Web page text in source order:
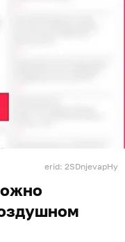
erid: 2SDnjevapHy